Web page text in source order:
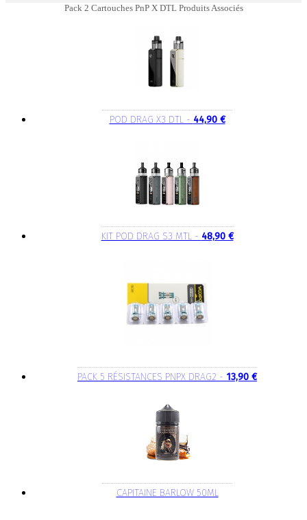
Pack 2 Cartouches PnP X DTL Produits Associés
POD DRAG X3 DTL - 44,90 €
KIT POD DRAG S3 MTL - 48,90 €
PACK 5 RÉSISTANCES PNPX DRAG2 - 13,90 €
CAPITAINE BARLOW 50ML